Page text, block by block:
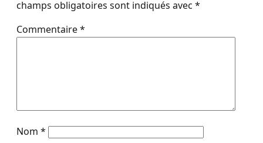
champs obligatoires sont indiqués avec *
Commentaire*
Nom *